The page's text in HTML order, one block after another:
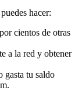
hacer:
cientos de otras
a la red y obtener
gasta tu saldo